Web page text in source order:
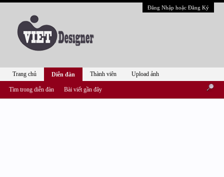
Đăng Nhập hoặc Đăng Ký
Trang chủ Diễn đàn
Tìm trong diễn đàn Bài viết gần đây
Thành viên Upload ảnh